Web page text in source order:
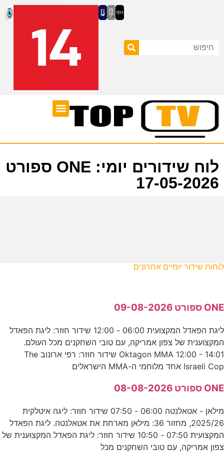
לוח שידורים יומי: ONE ספורט
17-05-2026
לוחות שידור יומיים אחרונים
ONE ספורט 09-08-2026
ליגת הפאדל המקצועית 06:00 - 12:00 שידור חוזר: ליגת הפאדל
המקצוענית של צפון אמריקה, עם טובי השחקנים מכל העולם.
Oktagon MMA 12:00 - 14:01 שידור חוזר: רפי ארונוב The
Israeli Cop אחד מלוחמי ה-MMA הישראלים
ONE ספורט 08-08-2026
מילאן - אטאלנטה 06:00 - 07:50 שידור חוזר: ליגה איטלקית
2025/26, מחזור 36: מילאן מארחת את אטאלנטה. ליגת הפאדל
המקצועית 07:50 - 10:50 שידור חוזר: ליגת הפאדל המקצוענית של
צפון אמריקה, עם טובי השחקנים מכל